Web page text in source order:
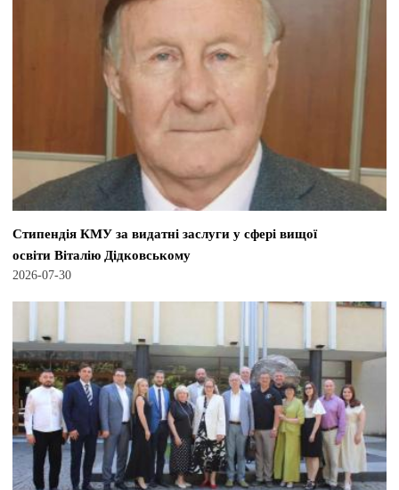
Стипендія КМУ за видатні заслуги у сфері вищої
освіти Віталію Дідковському
2026-07-30